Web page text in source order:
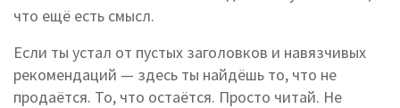
что ещё есть смысл.
Если ты устал от пустых заголовков и навязчивых
рекомендаций — здесь ты найдёшь то, что не
продаётся. То, что остаётся. Просто читай. Не